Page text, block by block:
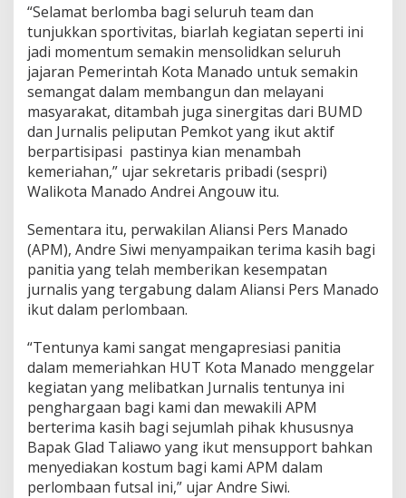
S
e
a
m
a
S
K
P
D
“Selamat berlomba bagi seluruh team dan
tunjukkan sportivitas, biarlah kegiatan seperti ini
jadi momentum semakin mensolidkan seluruh
jajaran Pemerintah Kota Manado untuk semakin
semangat dalam membangun dan melayani
masyarakat, ditambah juga sinergitas dari BUMD
dan Jurnalis peliputan Pemkot yang ikut aktif
berpartisipasi pastinya kian menambah
kemeriahan,” ujar sekretaris pribadi (sespri)
Walikota Manado Andrei Angouw itu.
Sementara itu, perwakilan Aliansi Pers Manado
(APM), Andre Siwi menyampaikan terima kasih bagi
panitia yang telah memberikan kesempatan
jurnalis yang tergabung dalam Aliansi Pers Manado
ikut dalam perlombaan.
“Tentunya kami sangat mengapresiasi panitia
dalam memeriahkan HUT Kota Manado menggelar
kegiatan yang melibatkan Jurnalis tentunya ini
penghargaan bagi kami dan mewakili APM
berterima kasih bagi sejumlah pihak khususnya
Bapak Glad Taliawo yang ikut mensupport bahkan
menyediakan kostum bagi kami APM dalam
perlombaan futsal ini,” ujar Andre Siwi.